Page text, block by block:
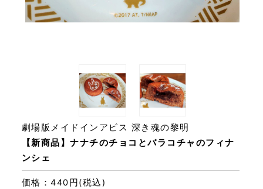
【新商品】ナナチのチョコとバラコチャのフィナ
ンシェ
劇場版メイドインアビス 深き魂の黎明
価格：440円(税込)